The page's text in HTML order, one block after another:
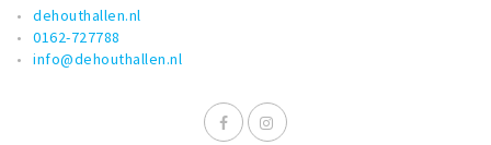
dehouthallen.nl
0162-727788
info@dehouthallen.nl